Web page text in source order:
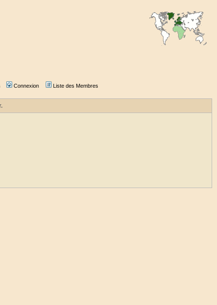
Connexion Liste des Membres